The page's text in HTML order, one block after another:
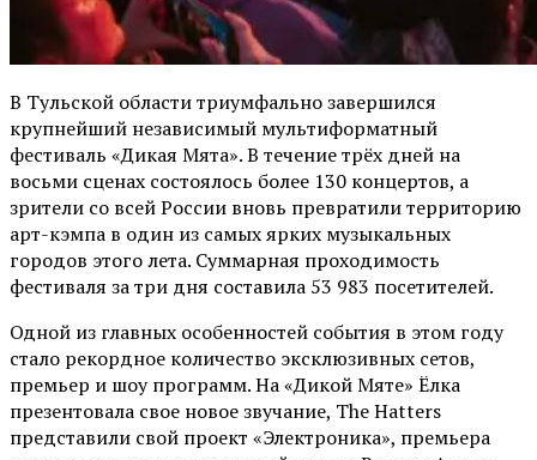
В Тульской области триумфально завершился
крупнейший независимый мультиформатный
фестиваль «Дикая Мята». В течение трёх дней на
восьми сценах состоялось более 130 концертов, а
зрители со всей России вновь превратили территорию
арт-кэмпа в один из самых ярких музыкальных
городов этого лета. Суммарная проходимость
фестиваля за три дня составила 53 983 посетителей.
Одной из главных особенностей события в этом году
стало рекордное количество эксклюзивных сетов,
премьер и шоу программ. На «Дикой Мяте» Ёлка
презентовала свое новое звучание, The Hatters
представили свой проект «Электроника», премьера